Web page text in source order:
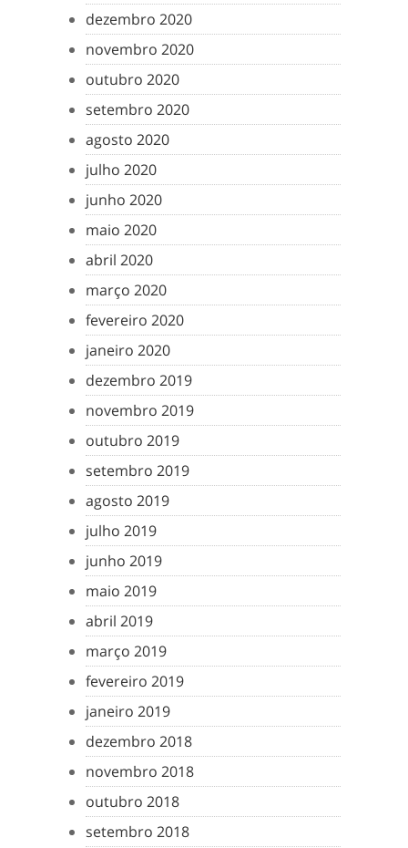
dezembro 2020
novembro 2020
outubro 2020
setembro 2020
agosto 2020
julho 2020
junho 2020
maio 2020
abril 2020
março 2020
fevereiro 2020
janeiro 2020
dezembro 2019
novembro 2019
outubro 2019
setembro 2019
agosto 2019
julho 2019
junho 2019
maio 2019
abril 2019
março 2019
fevereiro 2019
janeiro 2019
dezembro 2018
novembro 2018
outubro 2018
setembro 2018